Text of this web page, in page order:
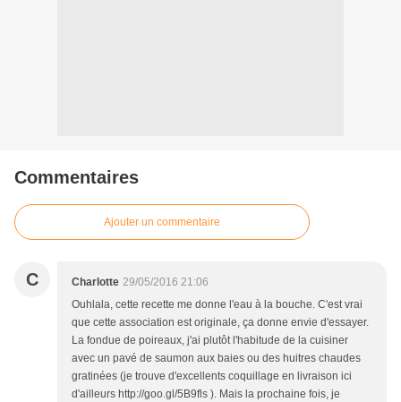
Commentaires
Ajouter un commentaire
C Charlotte 29/05/2016 21:06
Ouhlala, cette recette me donne l'eau à la bouche. C'est vrai
que cette association est originale, ça donne envie d'essayer.
La fondue de poireaux, j'ai plutôt l'habitude de la cuisiner
avec un pavé de saumon aux baies ou des huitres chaudes
gratinées (je trouve d'excellents coquillage en livraison ici
d'ailleurs http://goo.gl/5B9fls ). Mais la prochaine fois, je